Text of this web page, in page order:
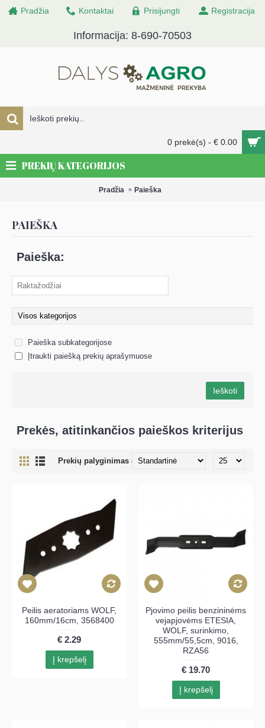
Pradžia Kontaktai Prisijungti Registracija
Informacija: 8-690-70503
0 prekė(s) - € 0.00
PREKIŲ KATEGORIJOS
Pradžia Paieška
PAIEŠKA
Paieška:
Paieška subkategorijose
Įtraukti paiešką prekių aprašymuose
Prekės, atitinkančios paieškos kriterijus
Prekių palyginimas (0)
Peilis aeratoriams WOLF,
160mm/16cm, 3568400
€ 2.29
Į krepšelį
Pjovimo peilis benzininėms
vejapjovėms ETESIA,
WOLF, surinkimo,
555mm/55,5cm, 9016,
RZA56
€ 19.70
Į krepšelį